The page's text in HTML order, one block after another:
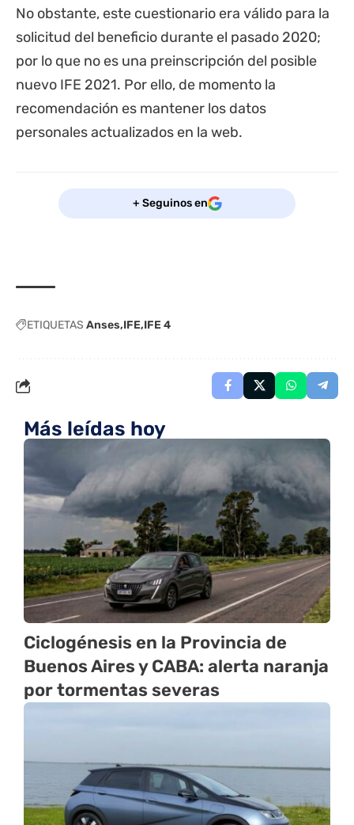
No obstante, este cuestionario era válido para la
solicitud del beneficio durante el pasado 2020;
por lo que no es una preinscripción del posible
nuevo IFE 2021. Por ello, de momento la
recomendación es mantener los datos
personales actualizados en la web.
+ Seguinos en
ETIQUETAS Anses IFE IFE 4
Más leídas hoy
Ciclogénesis en la Provincia de
Buenos Aires y CABA: alerta naranja
por tormentas severas